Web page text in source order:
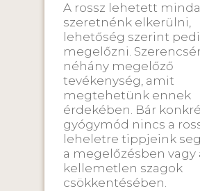
A rossz lehetett
szeretnénk elkerülni,
lehetőség szerint
megelőzni.
néhány megelőző
tevékenység, amit
megtehetünk ennek
érdekében. Bár
gyógymód nincs a
leheletre tippjeink
a megelőzésben vagy
kellemetlen szagok
csökkentésében.